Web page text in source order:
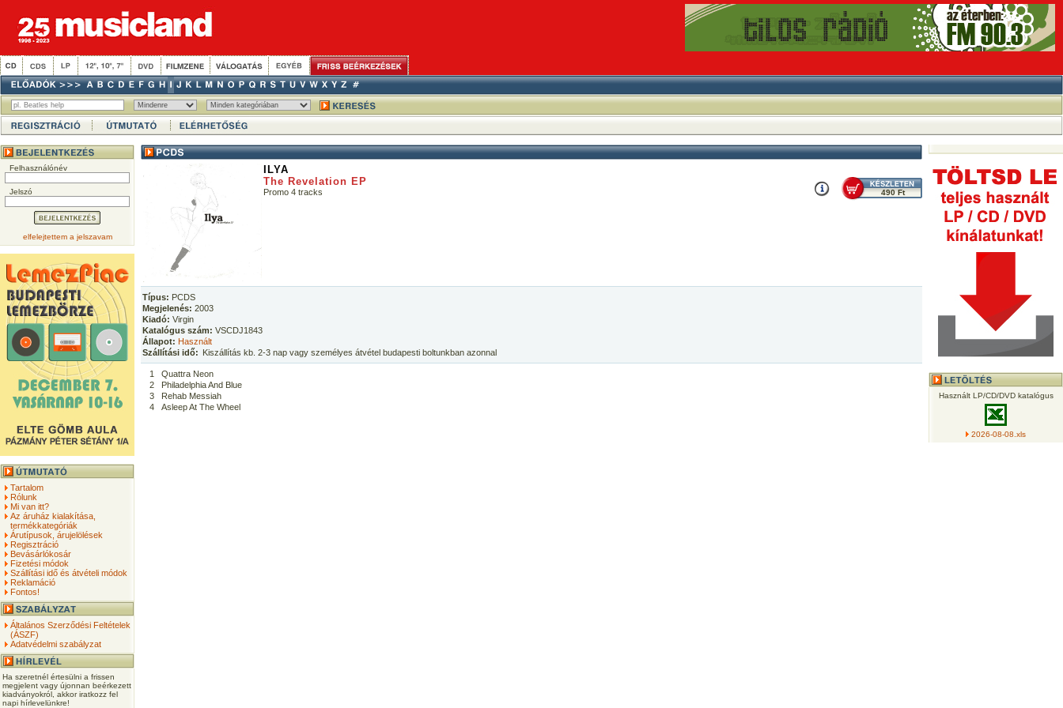
Felhasználónév
Jelszó
elfelejtettem a jelszavam
Tartalom
Rólunk
Mi van itt?
Az áruház kialakítása,
termékkategóriák
Árutípusok, árujelölések
Regisztráció
Bevásárlókosár
Fizetési módok
Szállítási idő és átvételi módok
Reklamáció
Fontos!
Általános Szerződési Feltételek
(ÁSZF)
Adatvédelmi szabályzat
Ha szeretnél értesülni a frissen
megjelent vagy újonnan beérkezett
kiadványokról, akkor iratkozz fel
napi hírlevelünkre!
ILYA
The Revelation EP
Promo 4 tracks 490 Ft
Típus: PCDS
Megjelenés: 2003
Kiadó: Virgin
Katalógus szám: VSCDJ1843
Állapot: Használt
Szállítási idő: Kiszállítás kb. 2-3 nap vagy személyes átvétel budapesti boltunkban azonnal
1
Quattra Neon
2
Philadelphia And Blue
3
Rehab Messiah
4
Asleep At The Wheel
Használt LP/CD/DVD katalógus
2026-08-08.xls